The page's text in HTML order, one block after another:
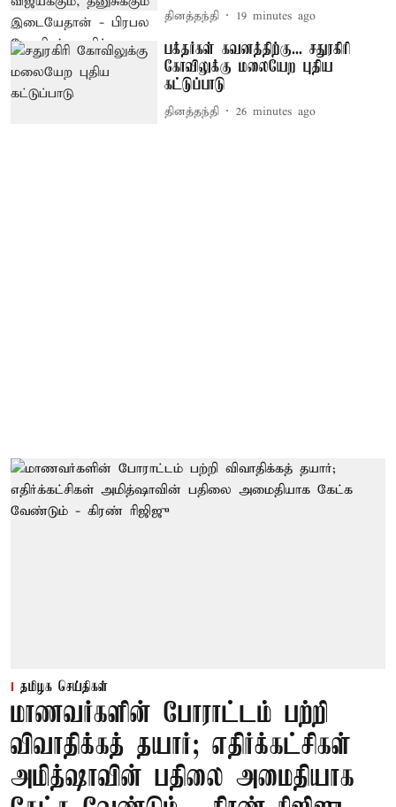
தினத்தந்தி 19 minutes ago
பக்தர்கள் கவனத்திற்கு... சதுரகிரி
கோவிலுக்கு மலையேற புதிய
கட்டுப்பாடு
தினத்தந்தி 26 minutes ago
தமிழக செய்திகள்
மாணவர்களின் போராட்டம் பற்றி
விவாதிக்கத் தயார்; எதிர்க்கட்சிகள்
அமித்ஷாவின் பதிலை அமைதியாக